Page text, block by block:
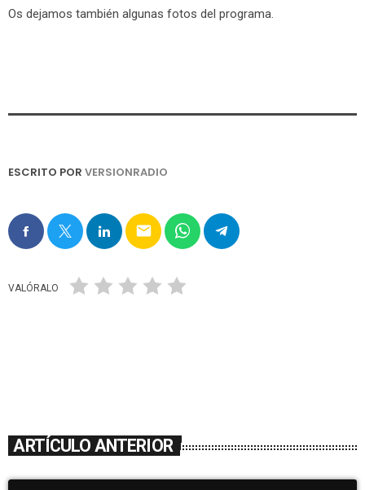
Os dejamos también algunas fotos del programa.
ESCRITO POR VERSIONRADIO
email
VALÓRALO
ARTÍCULO ANTERIOR